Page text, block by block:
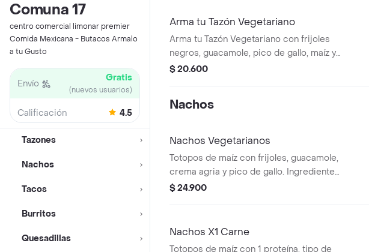
Comuna 17
centro comercial limonar premier
Comida Mexicana - Butacos Armalo
a tu Gusto
Envío Gratis
(nuevos usuarios)
Calificación 4.5
Tazones
Nachos
Tacos
Burritos
Quesadillas
Arma tu Tazón Vegetariano
Arma tu Tazón Vegetariano con frijoles
negros, guacamole, pico de gallo, maíz y
zanahoria rallada. Personaliza con tus
$ 20.600
Nachos
Nachos Vegetarianos
Totopos de maíz con frijoles, guacamole,
crema agria y pico de gallo. Ingredientes
adicionales a elegir.
$ 24.900
Nachos X1 Carne
Totopos de maíz con 1 proteína, tipo de